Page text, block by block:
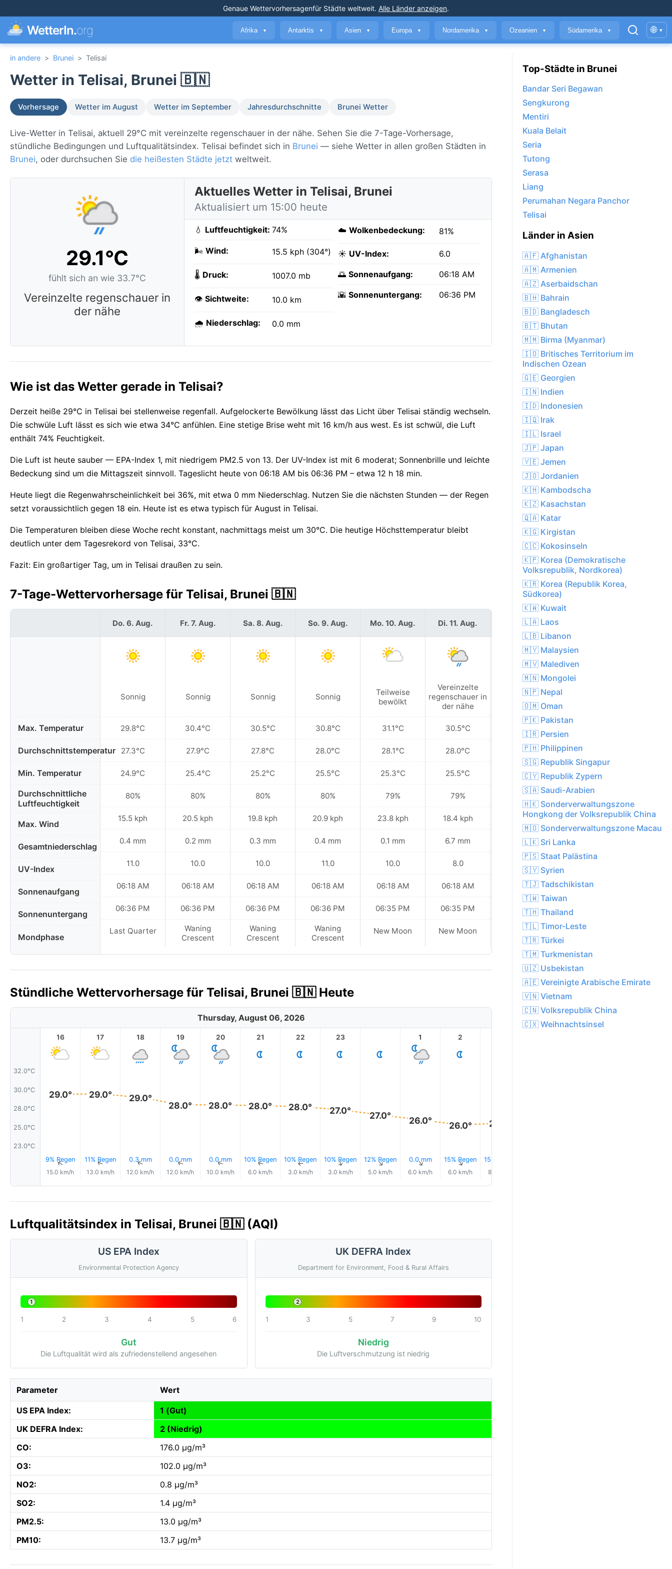
Genaue Wettervorhersagenfür Städte weltweit. Alle Länder anzeigen.
WetterIn.org Afrika ▼ Antarktis ▼ Asien ▼ Europa ▼ Nordamerika ▼ Ozeanien ▼ Südamerika ▼ 🌐 ▾
in andere > Brunei > Telisai
Wetter in Telisai, Brunei 🇧🇳
Vorhersage Wetter im August Wetter im September Jahresdurchschnitte Brunei Wetter
Live-Wetter in Telisai, aktuell 29°C mit vereinzelte regenschauer in der nähe. Sehen Sie die 7-Tage-Vorhersage,
stündliche Bedingungen und Luftqualitätsindex. Telisai befindet sich in Brunei — siehe Wetter in allen großen Städten in
Brunei, oder durchsuchen Sie die heißesten Städte jetzt weltweit.
29.1°C
fühlt sich an wie 33.7°C
Vereinzelte regenschauer in
der nähe
Aktuelles Wetter in Telisai, Brunei
Aktualisiert um 15:00 heute
💧 Luftfeuchtigkeit: 74%
🌬️ Wind: 15.5 kph (304°)
🌡️ Druck: 1007.0 mb
👁️ Sichtweite: 10.0 km
🌧️ Niederschlag: 0.0 mm
☁️ Wolkenbedeckung: 81%
☀️ UV-Index: 6.0
🌅 Sonnenaufgang: 06:18 AM
🌇 Sonnenuntergang: 06:36 PM
Wie ist das Wetter gerade in Telisai?
Derzeit heiße 29°C in Telisai bei stellenweise regenfall. Aufgelockerte Bewölkung lässt das Licht über Telisai ständig wechseln.
Die schwüle Luft lässt es sich wie etwa 34°C anfühlen. Eine stetige Brise weht mit 16 km/h aus west. Es ist schwül, die Luft
enthält 74% Feuchtigkeit.
Die Luft ist heute sauber — EPA-Index 1, mit niedrigem PM2.5 von 13. Der UV-Index ist mit 6 moderat; Sonnenbrille und leichte
Bedeckung sind um die Mittagszeit sinnvoll. Tageslicht heute von 06:18 AM bis 06:36 PM – etwa 12 h 18 min.
Heute liegt die Regenwahrscheinlichkeit bei 36%, mit etwa 0 mm Niederschlag. Nutzen Sie die nächsten Stunden — der Regen
setzt voraussichtlich gegen 18 ein. Heute ist es etwa typisch für August in Telisai.
Die Temperaturen bleiben diese Woche recht konstant, nachmittags meist um 30°C. Die heutige Höchsttemperatur bleibt
deutlich unter dem Tagesrekord von Telisai, 33°C.
Fazit: Ein großartiger Tag, um in Telisai draußen zu sein.
7-Tage-Wettervorhersage für Telisai, Brunei 🇧🇳
Max. Temperatur
Durchschnittstemperatur
Min. Temperatur
Durchschnittliche
Luftfeuchtigkeit
Max. Wind
Gesamtniederschlag
UV-Index
Sonnenaufgang
Sonnenuntergang
Mondphase
Do. 6. Aug.
Sonnig
29.8°C
27.3°C
24.9°C
80%
15.5 kph
0.4 mm
11.0
06:18 AM
06:36 PM
Last Quarter
Fr. 7. Aug.
Sonnig
30.4°C
27.9°C
25.4°C
80%
20.5 kph
0.2 mm
10.0
06:18 AM
06:36 PM
Waning
Crescent
Sa. 8. Aug.
Sonnig
30.5°C
27.8°C
25.2°C
80%
19.8 kph
0.3 mm
10.0
06:18 AM
06:36 PM
Waning
Crescent
So. 9. Aug.
Sonnig
30.8°C
28.0°C
25.5°C
80%
20.9 kph
0.4 mm
11.0
06:18 AM
06:36 PM
Waning
Crescent
Mo. 10. Aug.
Teilweise
bewölkt
31.1°C
28.1°C
25.3°C
79%
23.8 kph
0.1 mm
10.0
06:18 AM
06:35 PM
New Moon
Di. 11. Aug.
Vereinzelte
regenschauer in
der nähe
30.5°C
28.0°C
25.5°C
79%
18.4 kph
6.7 mm
8.0
06:18 AM
06:35 PM
New Moon
Mi. 12. Aug.
Vereinzelte
regenschauer in
der nähe
30.4°C
28.1°C
26.2°C
79%
14.4 kph
7.1 mm
8.0
06:18 AM
06:35 PM
New Moon
Stündliche Wettervorhersage für Telisai, Brunei 🇧🇳 Heute
Thursday, August 06, 2026
32.0°C
30.0°C
28.0°C
25.0°C
23.0°C
16
29.0°
9% Regen
↑
15.0 km/h
17
29.0°
11% Regen
↑
13.0 km/h
18
29.0°
0.3 mm
↑
12.0 km/h
19
28.0°
0.0 mm
↑
12.0 km/h
20
28.0°
0.0 mm
↑
10.0 km/h
21
28.0°
10% Regen
↑
6.0 km/h
22
28.0°
10% Regen
↑
3.0 km/h
23
27.0°
10% Regen
↑
3.0 km/h
27.0°
12% Regen
↑
5.0 km/h
1
26.0°
0.0 mm
↑
6.0 km/h
2
26.0°
15% Regen
↑
6.0 km/h
26.0°
15% Regen
8.0 km/h
Luftqualitätsindex in Telisai, Brunei 🇧🇳 (AQI)
US EPA Index
Environmental Protection Agency
1
1 2 3 4 5 6
Gut
Die Luftqualität wird als zufriedenstellend angesehen
UK DEFRA Index
Department for Environment, Food & Rural Affairs
2
1 3 5 7 9 10
Niedrig
Die Luftverschmutzung ist niedrig
Parameter Wert
US EPA Index:
1 (Gut)
UK DEFRA Index:
2 (Niedrig)
CO:
176.0 µg/m³
O3:
102.0 µg/m³
NO2:
0.8 µg/m³
SO2:
1.4 µg/m³
PM2.5:
13.0 µg/m³
PM10:
13.7 µg/m³
Top-Städte in Brunei
Bandar Seri Begawan
Sengkurong
Mentiri
Kuala Belait
Seria
Tutong
Serasa
Liang
Perumahan Negara Panchor
Telisai
Länder in Asien
🇦🇫 Afghanistan
🇦🇲 Armenien
🇦🇿 Aserbaidschan
🇧🇭 Bahrain
🇧🇩 Bangladesch
🇧🇹 Bhutan
🇲🇲 Birma (Myanmar)
🇮🇴 Britisches Territorium im
Indischen Ozean
🇬🇪 Georgien
🇮🇳 Indien
🇮🇩 Indonesien
🇮🇶 Irak
🇮🇱 Israel
🇯🇵 Japan
🇾🇪 Jemen
🇯🇴 Jordanien
🇰🇭 Kambodscha
🇰🇿 Kasachstan
🇶🇦 Katar
🇰🇬 Kirgistan
🇨🇨 Kokosinseln
🇰🇵 Korea (Demokratische
Volksrepublik, Nordkorea)
🇰🇷 Korea (Republik Korea,
Südkorea)
🇰🇼 Kuwait
🇱🇦 Laos
🇱🇧 Libanon
🇲🇾 Malaysien
🇲🇻 Malediven
🇲🇳 Mongolei
🇳🇵 Nepal
🇴🇲 Oman
🇵🇰 Pakistan
🇮🇷 Persien
🇵🇭 Philippinen
🇸🇬 Republik Singapur
🇨🇾 Republik Zypern
🇸🇦 Saudi-Arabien
🇭🇰 Sonderverwaltungszone
Hongkong der Volksrepublik China
🇲🇴 Sonderverwaltungszone Macau
🇱🇰 Sri Lanka
🇵🇸 Staat Palästina
🇸🇾 Syrien
🇹🇯 Tadschikistan
🇹🇼 Taiwan
🇹🇭 Thailand
🇹🇱 Timor-Leste
🇹🇷 Türkei
🇹🇲 Turkmenistan
🇺🇿 Usbekistan
🇦🇪 Vereinigte Arabische Emirate
🇻🇳 Vietnam
🇨🇳 Volksrepublik China
🇨🇽 Weihnachtsinsel